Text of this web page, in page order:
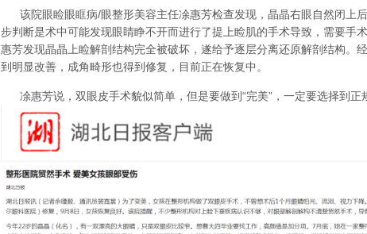
该院眼睑眼眶病/眼整形美容主任凃惠芳检查发现，晶晶右眼自然闭上
步判断是术中可能发现眼睛睁不开而进行了提上睑肌的手术导致，需要手
惠芳发现晶晶上睑解剖结构完全被破坏，遂给予逐层分离还原解剖结构。
到明显改善，成角畸形也得到修复，目前正在恢复中。
凃惠芳说，双眼皮手术貌似简单，但是要做到“完美”，一定要选择到正